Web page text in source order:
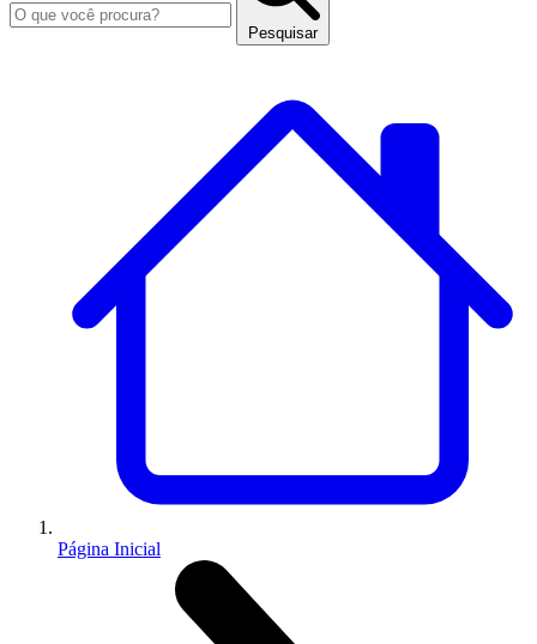
Pesquisar
Página Inicial